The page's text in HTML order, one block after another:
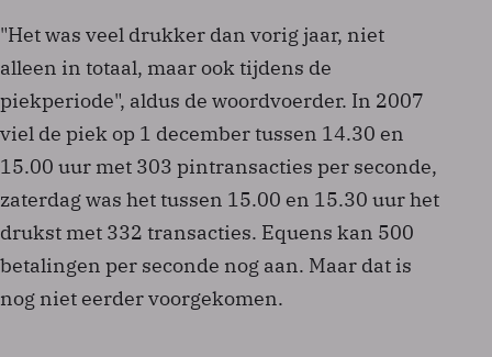
"Het was veel drukker dan vorig jaar, niet
alleen in totaal, maar ook tijdens de
piekperiode", aldus de woordvoerder. In 2007
viel de piek op 1 december tussen 14.30 en
15.00 uur met 303 pintransacties per seconde,
zaterdag was het tussen 15.00 en 15.30 uur het
drukst met 332 transacties. Equens kan 500
betalingen per seconde nog aan. Maar dat is
nog niet eerder voorgekomen.